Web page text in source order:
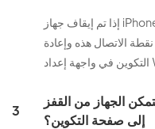
إذا تم إيقاف جهاز iPhone وجهاز iPad في منتصف الطريق
الاتصال هذه وإعادة
3
الجهاز من القفز
إلى صفحة التكوين؟